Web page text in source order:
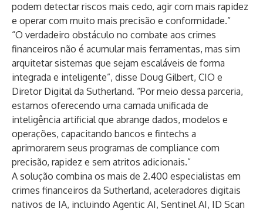
podem detectar riscos mais cedo, agir com mais rapidez
e operar com muito mais precisão e conformidade.”
“O verdadeiro obstáculo no combate aos crimes
financeiros não é acumular mais ferramentas, mas sim
arquitetar sistemas que sejam escaláveis ​​de forma
integrada e inteligente”, disse Doug Gilbert, CIO e
Diretor Digital da Sutherland. “Por meio dessa parceria,
estamos oferecendo uma camada unificada de
inteligência artificial que abrange dados, modelos e
operações, capacitando bancos e fintechs a
aprimorarem seus programas de compliance com
precisão, rapidez e sem atritos adicionais.”
A solução combina os mais de 2.400 especialistas em
crimes financeiros da Sutherland, aceleradores digitais
nativos de IA, incluindo Agentic AI, Sentinel AI, ID Scan